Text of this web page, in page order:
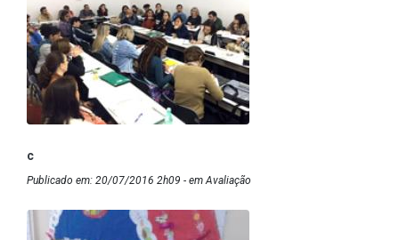
c
Publicado em: 20/07/2016 2h09 - em Avaliação